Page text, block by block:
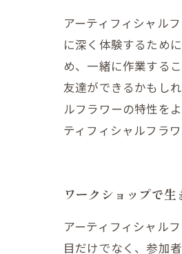
アーティフィシャル
に深く体験するため
め、一緒に作業する
友達ができるかもし
ルフラワーの特性を
ティフィシャルフラ
ワークショップで
アーティフィシャル
目だけでなく、参加